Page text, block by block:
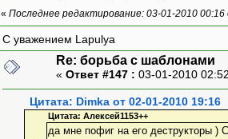
« Последнее редактирование: 03-01-2010
С уважением Lapulya
Re: борьба с шаблонами
« Ответ #147 : 03-01-2010
Цитата: Dimka от 02-01-2010 19:16
Цитата: Алексей1153++
да мне пофиг на его деструкторы )